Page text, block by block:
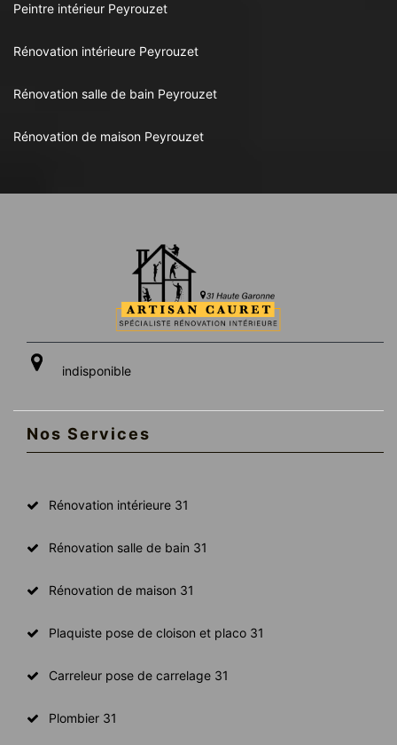
Peintre intérieur Peyrouzet
Rénovation intérieure Peyrouzet
Rénovation salle de bain Peyrouzet
Rénovation de maison Peyrouzet
indisponible
Nos Services
Rénovation intérieure 31
Rénovation salle de bain 31
Rénovation de maison 31
Plaquiste pose de cloison et placo 31
Carreleur pose de carrelage 31
Plombier 31